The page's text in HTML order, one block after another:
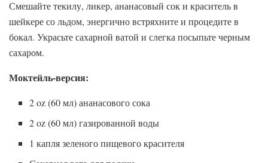
Смешайте текилу, ликер, ананасовый сок и краситель в
шейкере со льдом, энергично встряхните и процедите в
бокал. Украсьте сахарной ватой и слегка посыпьте черным
сахаром.
Моктейль-версия:
2 oz (60 мл) ананасового сока
2 oz (60 мл) газированной воды
1 капля зеленого пищевого красителя